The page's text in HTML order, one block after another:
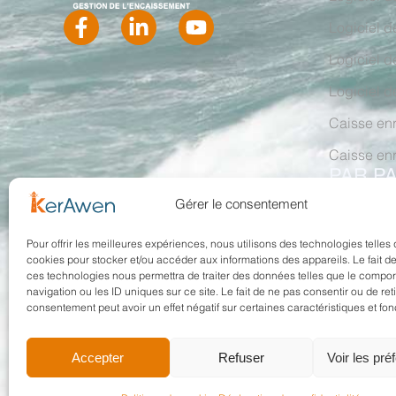
Gérer le consentement
Pour offrir les meilleures expériences, nous utilisons des technologies telles
cookies pour stocker et/ou accéder aux informations des appareils. Le fait
ces technologies nous permettra de traiter des données telles que le
navigation ou les ID uniques sur ce site. Le fait de ne pas consentir ou de
consentement peut avoir un effet négatif sur certaines caractéristiques et
Accepter Refuser Voir les
Logiciel
Logiciel
Logiciel
Caisse
Caisse
PAR
Logiciel
Logiciel
Mentions légales